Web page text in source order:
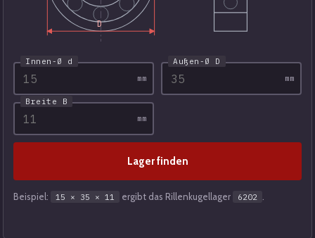
D
Innen-Ø d
mm
Außen-Ø D
mm
Breite B
mm
Lager finden
Beispiel: 15 × 35 × 11 ergibt das Rillenkugellager 6202